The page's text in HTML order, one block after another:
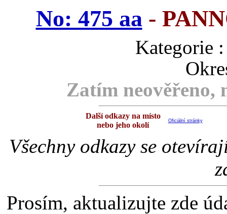
No: 475 aa-
Kategorie
Zatím
Další odkazy na místo
nebo jeho okolí
Oficiální stránky
Všechny odkazy se
Prosím, aktualizujte zde